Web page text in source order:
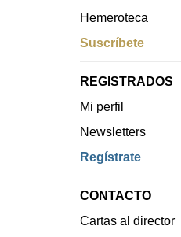
Hemeroteca
Suscríbete
REGISTRADOS
Mi perfil
Newsletters
Regístrate
CONTACTO
Cartas al director